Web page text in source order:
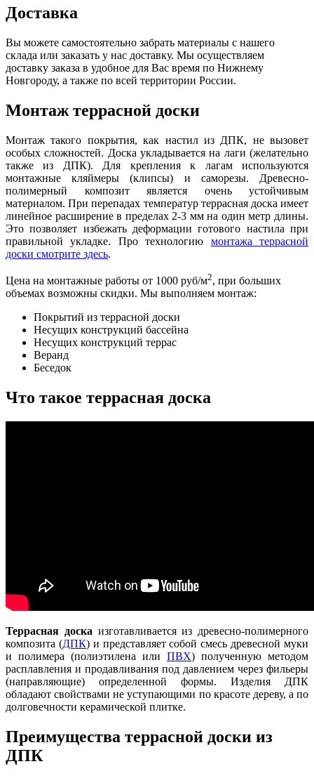
Доставка
Вы можете самостоятельно забрать материалы с нашего
склада или заказать у нас доставку. Мы осуществляем
доставку заказа в удобное для Вас время по Нижнему
Новгороду, а также по всей территории России.
Монтаж террасной доски
Монтаж такого покрытия, как настил из ДПК, не вызовет
особых сложностей. Доска укладывается на лаги (желательно
также из ДПК). Для крепления к лагам используются
монтажные кляймеры (клипсы) и саморезы. Древесно-
полимерный композит является очень устойчивым
материалом. При перепадах температур террасная доска имеет
линейное расширение в пределах 2-3 мм на один метр длины.
Это позволяет избежать деформации готового настила при
правильной укладке. Про технологию монтажа террасной
доски смотрите здесь.
Цена на монтажные работы от 1000 руб/м2, при больших
объемах возможны скидки. Мы выполняем монтаж:
Покрытий из террасной доски
Несущих конструкций бассейна
Несущих конструкций террас
Веранд
Беседок
Что такое террасная доска
Террасная доска изготавливается из древесно-полимерного
композита (ДПК) и представляет собой смесь древесной муки
и полимера (полиэтилена или ПВХ) полученную методом
расплавления и продавливания под давлением через фильеры
(направляющие) определенной формы. Изделия ДПК
обладают свойствами не уступающими по красоте дереву, а по
долговечности керамической плитке.
Преимущества террасной доски из
ДПК